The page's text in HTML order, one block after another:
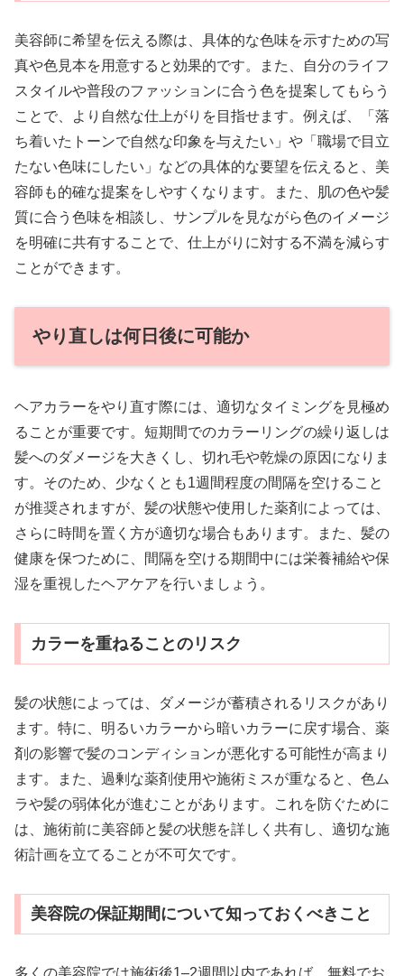
美容師に希望を伝える際は、具体的な色味を示すための写
真や色見本を用意すると効果的です。また、自分のライフ
スタイルや普段のファッションに合う色を提案してもらう
ことで、より自然な仕上がりを目指せます。例えば、「落
ち着いたトーンで自然な印象を与えたい」や「職場で目立
たない色味にしたい」などの具体的な要望を伝えると、美
容師も的確な提案をしやすくなります。また、肌の色や髪
質に合う色味を相談し、サンプルを見ながら色のイメージ
を明確に共有することで、仕上がりに対する不満を減らす
ことができます。
やり直しは何日後に可能か
ヘアカラーをやり直す際には、適切なタイミングを見極め
ることが重要です。短期間でのカラーリングの繰り返しは
髪へのダメージを大きくし、切れ毛や乾燥の原因になりま
す。そのため、少なくとも1週間程度の間隔を空けること
が推奨されますが、髪の状態や使用した薬剤によっては、
さらに時間を置く方が適切な場合もあります。また、髪の
健康を保つために、間隔を空ける期間中には栄養補給や保
湿を重視したヘアケアを行いましょう。
カラーを重ねることのリスク
髪の状態によっては、ダメージが蓄積されるリスクがあり
ます。特に、明るいカラーから暗いカラーに戻す場合、薬
剤の影響で髪のコンディションが悪化する可能性が高まり
ます。また、過剰な薬剤使用や施術ミスが重なると、色ム
ラや髪の弱体化が進むことがあります。これを防ぐために
は、施術前に美容師と髪の状態を詳しく共有し、適切な施
術計画を立てることが不可欠です。
美容院の保証期間について知っておくべきこと